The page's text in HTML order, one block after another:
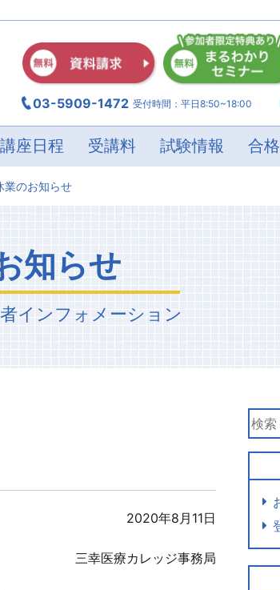
03-5909-1472 受付時間：平日8:50~18:00
講座日程 受講料 試験情報 合
業のお知らせ
知らせ
インフォメーション
2020年8月11日
三幸医療カレッジ事務局